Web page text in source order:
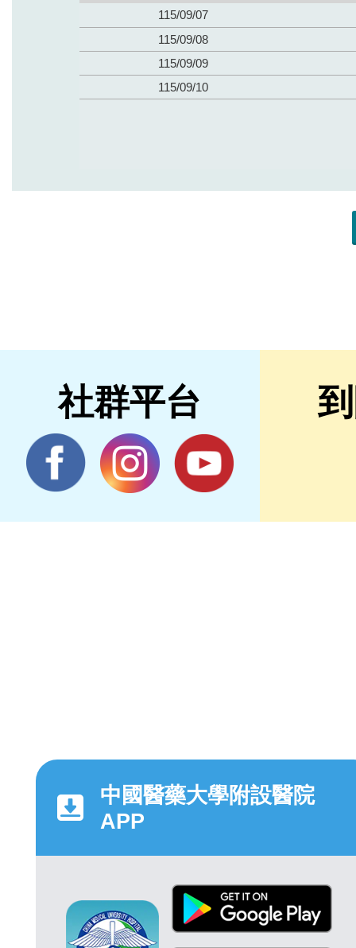
社群平台
中國醫藥大學附設醫院
APP